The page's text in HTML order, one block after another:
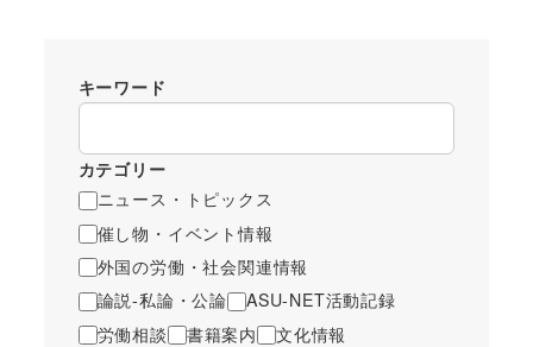
キーワード
カテゴリー
ニュース・トピックス
催し物・イベント情報
外国の労働・社会関連情報
論説-私論・公論
ASU-NET活動記録
労働相談
書籍案内
文化情報